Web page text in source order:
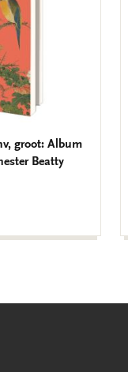
groot: Album
Beatty